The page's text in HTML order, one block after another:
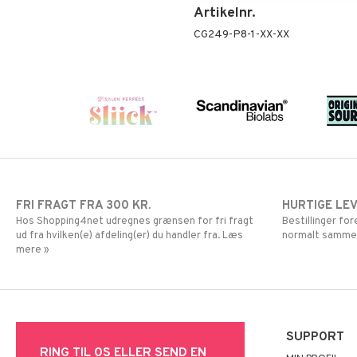
Artikelnr.
CG249-P8-1-XX-XX
FRI FRAGT FRA 300 KR.
Hos Shopping4net udregnes grænsen for fri fragt
ud fra hvilken(e) afdeling(er) du handler fra. Læs
mere »
HURTIGE
Bestillinger
normalt
RING TIL OS ELLER SEND EN
SUPPORT